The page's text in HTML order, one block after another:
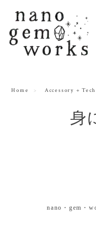
Home Accessory + Tech
身
nano・gem・